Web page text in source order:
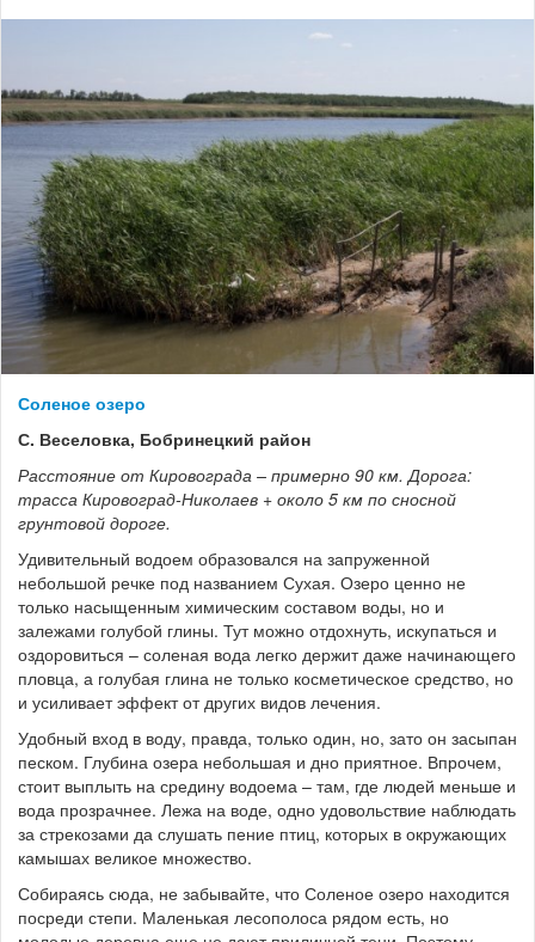
Соленое озеро
С. Веселовка, Бобринецкий район
Расстояние от Кировограда – примерно 90 км. Дорога:
трасса Кировоград-Николаев + около 5 км по сносной
грунтовой дороге.
Удивительный водоем образовался на запруженной
небольшой речке под названием Сухая. Озеро ценно не
только насыщенным химическим составом воды, но и
залежами голубой глины. Тут можно отдохнуть, искупаться и
оздоровиться – соленая вода легко держит даже начинающего
пловца, а голубая глина не только косметическое средство, но
и усиливает эффект от других видов лечения.
Удобный вход в воду, правда, только один, но, зато он засыпан
песком. Глубина озера небольшая и дно приятное. Впрочем,
стоит выплыть на средину водоема – там, где людей меньше и
вода прозрачнее. Лежа на воде, одно удовольствие наблюдать
за стрекозами да слушать пение птиц, которых в окружающих
камышах великое множество.
Собираясь сюда, не забывайте, что Соленое озеро находится
посреди степи. Маленькая лесополоса рядом есть, но